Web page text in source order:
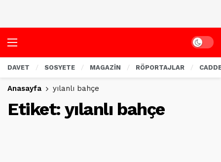
Dark
DAVET SOSYETE MAGAZİN RÖPORTAJLAR
Anasayfa yılanlı bahçe
Etiket:yılanlı bahçe